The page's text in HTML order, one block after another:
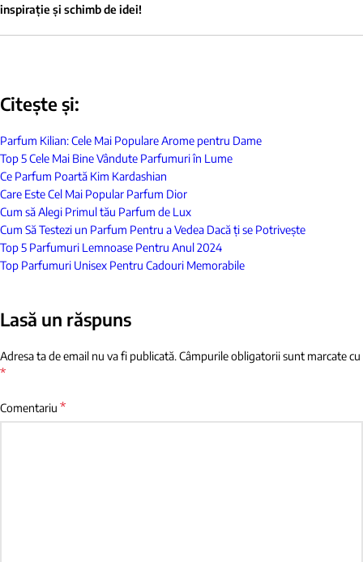
inspirație și schimb de idei!
Citește și:
Parfum Kilian: Cele Mai Populare Arome pentru Dame
Top 5 Cele Mai Bine Vândute Parfumuri în Lume
Ce Parfum Poartă Kim Kardashian
Care Este Cel Mai Popular Parfum Dior
Cum să Alegi Primul tău Parfum de Lux
Cum Să Testezi un Parfum Pentru a Vedea Dacă ți se Potrivește
Top 5 Parfumuri Lemnoase Pentru Anul 2024
Top Parfumuri Unisex Pentru Cadouri Memorabile
Lasă un răspuns
Adresa ta de email nu va fi publicată. Câmpurile obligatorii sunt marcate cu
*
Comentariu *